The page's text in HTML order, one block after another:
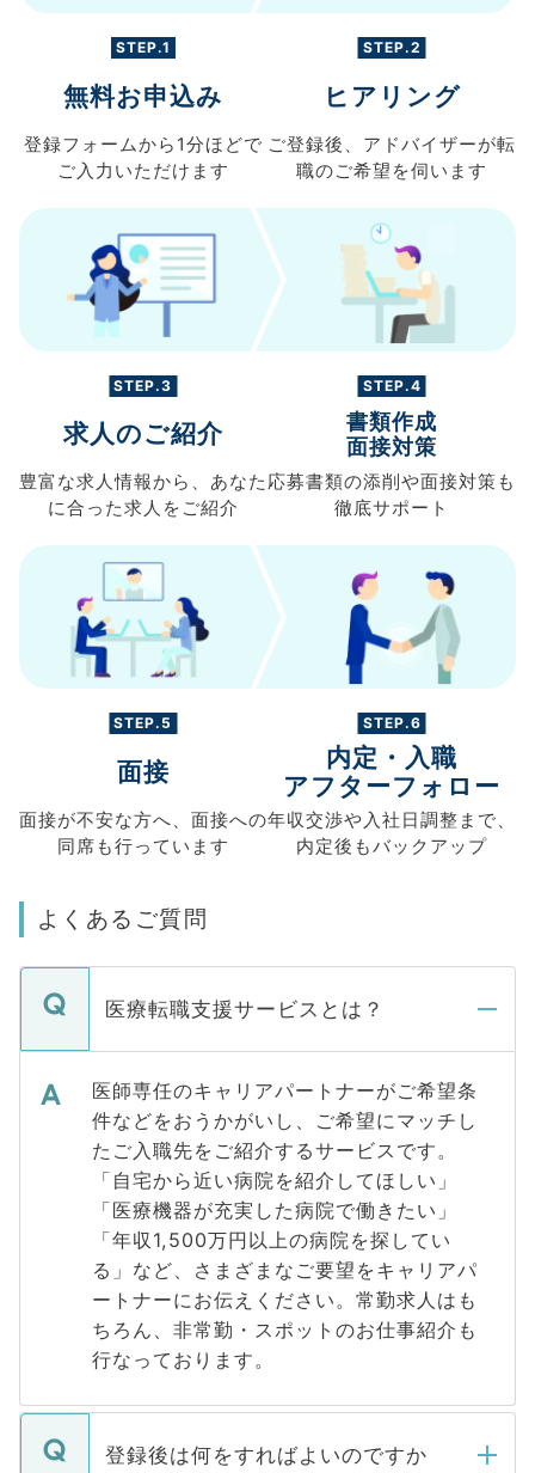
STEP.1
無料お申込み
登録フォームから 1分ほどで
ご入力 いただけます
STEP.2
ヒアリング
ご登録後、 アドバイザーが転
職のご希望を伺います
STEP.3
求人のご紹介
豊富な求人情報から、 あなた
に合った求人を ご紹介
STEP.4
書類作成
面接対策
応募書類の添削や面接対策も
徹底サポート
STEP.5
面接
面接が不安な方へ、 面接への
同席も行っています
STEP.6
内定・入職
アフターフォロー
年収交渉や入社日調整まで、
内定後もバックアップ
よくあるご質問
医療転職支援サービスとは？
医師専任のキャリアパートナーがご希望条
件などをおうかがいし、ご希望にマッチし
たご入職先をご紹介するサービスです。
「自宅から近い病院を紹介してほしい」
「医療機器が充実した病院で働きたい」
「年収1,500万円以上の病院を探してい
る」など、さまざまなご要望をキャリアパ
ートナーにお伝えください。常勤求人はも
ちろん、非常勤・スポットのお仕事紹介も
行なっております。
登録後は何をすればよいのですか